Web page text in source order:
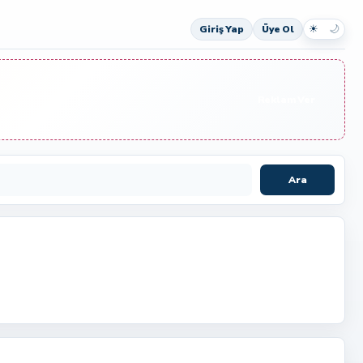
Giriş Yap Üye Ol ☀ 🌙
Ara